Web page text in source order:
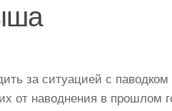
за ситуацией с
от наводнения в прошлом